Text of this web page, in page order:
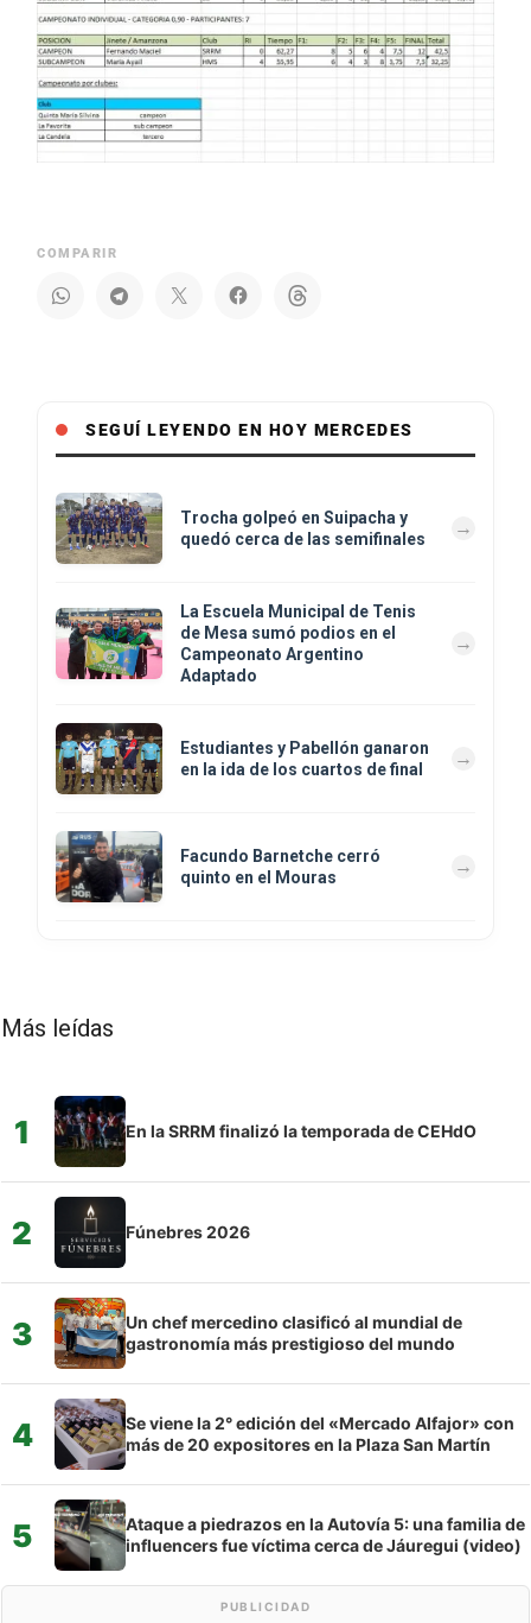
COMPARIR
SEGUÍ LEYENDO EN HOY MERCEDES
Trocha golpeó en Suipacha y
quedó cerca de las semifinales
La Escuela Municipal de Tenis
de Mesa sumó podios en el
Campeonato Argentino
Adaptado
Estudiantes y Pabellón ganaron
en la ida de los cuartos de final
Facundo Barnetche cerró
quinto en el Mouras
Más leídas
1 En la SRRM finalizó la temporada de CEHdO
2 Fúnebres 2026
3
Un chef mercedino clasificó al mundial de
gastronomía más prestigioso del mundo
4
Se viene la 2° edición del «Mercado Alfajor» con
más de 20 expositores en la Plaza San Martín
5
Ataque a piedrazos en la Autovía 5: una familia de
influencers fue víctima cerca de Jáuregui (video)
PUBLICIDAD